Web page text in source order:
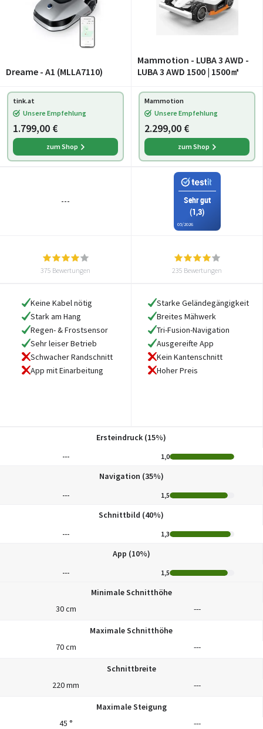
Dreame - A1 (MLLA7110)
Mammotion - LUBA 3 AWD -
LUBA 3 AWD 1500 | 1500㎡
tink.at
Unsere Empfehlung
1.799,00 €
zum Shop
Mammotion
Unsere Empfehlung
2.299,00 €
zum Shop
---
Sehr gut
(1,3)
05/2026
375 Bewertungen 235 Bewertungen
Keine Kabel nötig
Stark am Hang
Regen- & Frostsensor
Sehr leiser Betrieb
Schwacher Randschnitt
App mit Einarbeitung
Starke Geländegängigkeit
Breites Mähwerk
Tri-Fusion-Navigation
Ausgereifte App
Kein Kantenschnitt
Hoher Preis
Ersteindruck (15%)
--- 1,0
Navigation (35%)
--- 1,5
Schnittbild (40%)
--- 1,3
App (10%)
--- 1,5
Minimale Schnitthöhe
30 cm
---
Maximale Schnitthöhe
70 cm
---
Schnittbreite
220 mm
---
Maximale Steigung
45 °
---